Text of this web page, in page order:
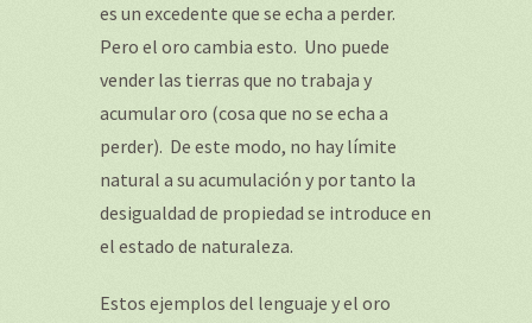
es un excedente que se echa a perder.
Pero el oro cambia esto. Uno puede
vender las tierras que no trabaja y
acumular oro (cosa que no se echa a
perder). De este modo, no hay límite
natural a su acumulación y por tanto la
desigualdad de propiedad se introduce en
el estado de naturaleza.
Estos ejemplos del lenguaje y el oro